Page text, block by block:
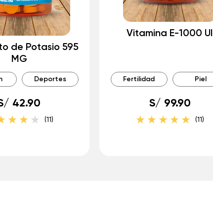
de Potasio 595
MG
Deportes
42.90
(11)
Vitamina E-1000 UI
Fertilidad Piel
S/ 99.90
(11)